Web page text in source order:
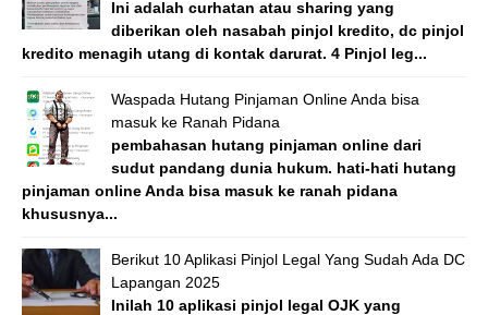
Ini adalah curhatan atau sharing yang
diberikan oleh nasabah pinjol kredito, dc pinjol
kredito menagih utang di kontak darurat. 4 Pinjol leg...
Waspada Hutang Pinjaman Online Anda bisa
masuk ke Ranah Pidana
pembahasan hutang pinjaman online dari
sudut pandang dunia hukum. hati-hati hutang
pinjaman online Anda bisa masuk ke ranah pidana
khususnya...
Berikut 10 Aplikasi Pinjol Legal Yang Sudah Ada DC
Lapangan 2025
Inilah 10 aplikasi pinjol legal OJK yang